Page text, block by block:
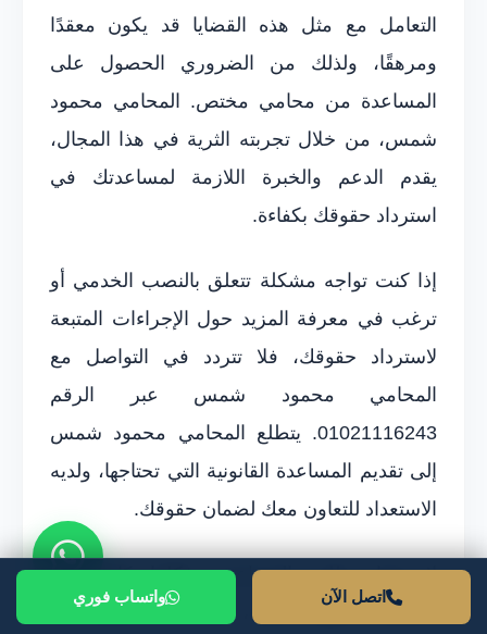
التعامل مع مثل هذه القضايا قد يكون معقدًا
ومرهقًا، ولذلك من الضروري الحصول على
المساعدة من محامي مختص. المحامي محمود
شمس، من خلال تجربته الثرية في هذا المجال،
يقدم الدعم والخبرة اللازمة لمساعدتك في
استرداد حقوقك بكفاءة.
إذا كنت تواجه مشكلة تتعلق بالنصب الخدمي أو
ترغب في معرفة المزيد حول الإجراءات المتبعة
لاسترداد حقوقك، فلا تتردد في التواصل مع
المحامي محمود شمس عبر الرقم
01021116243. يتطلع المحامي محمود شمس
إلى تقديم المساعدة القانونية التي تحتاجها، ولديه
الاستعداد للتعاون معك لضمان حقوقك.
لا تؤجل طلب المساعدة، فكلما كان لديك
استشارة قانونية مبكرة، كلما زادت فرصك في
اتصل الآن واتساب فوري